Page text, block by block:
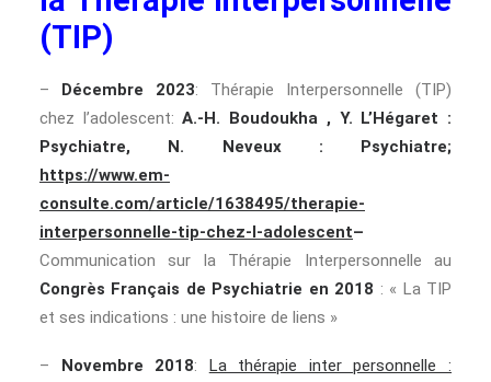
(TIP)
– Décembre 2023: Thérapie Interpersonnelle (TIP)
chez l’adolescent:A.-H. Boudoukha , Y. L’Hégaret :
Psychiatre, N. Neveux : Psychiatre;
https://www.em-
consulte.com/article/1638495/therapie-
interpersonnelle-tip-chez-l-adolescent–
Communication sur la Thérapie Interpersonnelle au
Congrès Français de Psychiatrie en 2018 : « La TIP
et ses indications : une histoire de liens »
– Novembre 2018: La thérapie inter personnelle :